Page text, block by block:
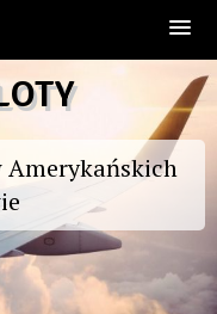
Amerykańskich